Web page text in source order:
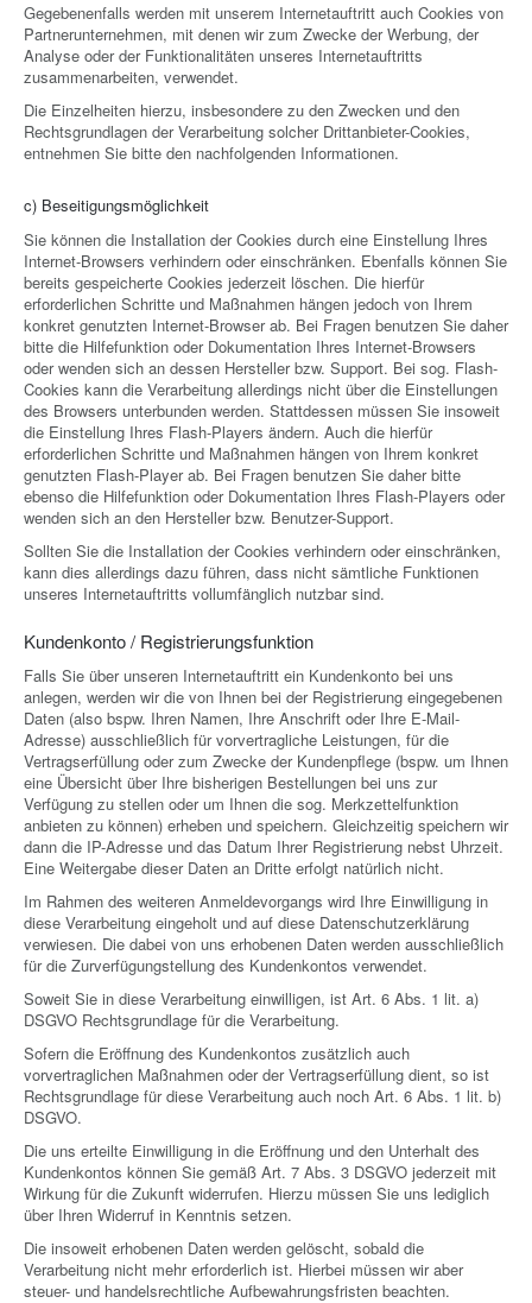
Gegebenenfalls werden mit unserem Internetauftritt auch Cookies von
Partnerunternehmen, mit denen wir zum Zwecke der Werbung, der
Analyse oder der Funktionalitäten unseres Internetauftritts
zusammenarbeiten, verwendet.
Die Einzelheiten hierzu, insbesondere zu den Zwecken und den
Rechtsgrundlagen der Verarbeitung solcher Drittanbieter-Cookies,
entnehmen Sie bitte den nachfolgenden Informationen.
c) Beseitigungsmöglichkeit
Sie können die Installation der Cookies durch eine Einstellung Ihres
Internet-Browsers verhindern oder einschränken. Ebenfalls können Sie
bereits gespeicherte Cookies jederzeit löschen. Die hierfür
erforderlichen Schritte und Maßnahmen hängen jedoch von Ihrem
konkret genutzten Internet-Browser ab. Bei Fragen benutzen Sie daher
bitte die Hilfefunktion oder Dokumentation Ihres Internet-Browsers
oder wenden sich an dessen Hersteller bzw. Support. Bei sog. Flash-
Cookies kann die Verarbeitung allerdings nicht über die Einstellungen
des Browsers unterbunden werden. Stattdessen müssen Sie insoweit
die Einstellung Ihres Flash-Players ändern. Auch die hierfür
erforderlichen Schritte und Maßnahmen hängen von Ihrem konkret
genutzten Flash-Player ab. Bei Fragen benutzen Sie daher bitte
ebenso die Hilfefunktion oder Dokumentation Ihres Flash-Players oder
wenden sich an den Hersteller bzw. Benutzer-Support.
Sollten Sie die Installation der Cookies verhindern oder einschränken,
kann dies allerdings dazu führen, dass nicht sämtliche Funktionen
unseres Internetauftritts vollumfänglich nutzbar sind.
Kundenkonto / Registrierungsfunktion
Falls Sie über unseren Internetauftritt ein Kundenkonto bei uns
anlegen, werden wir die von Ihnen bei der Registrierung eingegebenen
Daten (also bspw. Ihren Namen, Ihre Anschrift oder Ihre E-Mail-
Adresse) ausschließlich für vorvertragliche Leistungen, für die
Vertragserfüllung oder zum Zwecke der Kundenpflege (bspw. um Ihnen
eine Übersicht über Ihre bisherigen Bestellungen bei uns zur
Verfügung zu stellen oder um Ihnen die sog. Merkzettelfunktion
anbieten zu können) erheben und speichern. Gleichzeitig speichern wir
dann die IP-Adresse und das Datum Ihrer Registrierung nebst Uhrzeit.
Eine Weitergabe dieser Daten an Dritte erfolgt natürlich nicht.
Im Rahmen des weiteren Anmeldevorgangs wird Ihre Einwilligung in
diese Verarbeitung eingeholt und auf diese Datenschutzerklärung
verwiesen. Die dabei von uns erhobenen Daten werden ausschließlich
für die Zurverfügungstellung des Kundenkontos verwendet.
Soweit Sie in diese Verarbeitung einwilligen, ist Art. 6 Abs. 1 lit. a)
DSGVO Rechtsgrundlage für die Verarbeitung.
Sofern die Eröffnung des Kundenkontos zusätzlich auch
vorvertraglichen Maßnahmen oder der Vertragserfüllung dient, so ist
Rechtsgrundlage für diese Verarbeitung auch noch Art. 6 Abs. 1 lit. b)
DSGVO.
Die uns erteilte Einwilligung in die Eröffnung und den Unterhalt des
Kundenkontos können Sie gemäß Art. 7 Abs. 3 DSGVO jederzeit mit
Wirkung für die Zukunft widerrufen. Hierzu müssen Sie uns lediglich
über Ihren Widerruf in Kenntnis setzen.
Die insoweit erhobenen Daten werden gelöscht, sobald die
Verarbeitung nicht mehr erforderlich ist. Hierbei müssen wir aber
steuer- und handelsrechtliche Aufbewahrungsfristen beachten.